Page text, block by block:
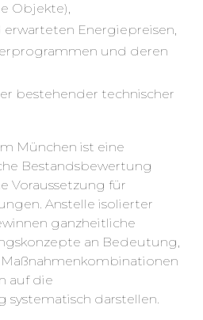
Objekte),
Energiepreisen,
und deren
bestehender technischer
München ist eine
Bestandsbewertung
Voraussetzung für
Anstelle isolierter
ganzheitliche
an Bedeutung,
auf die
systematisch darstellen.